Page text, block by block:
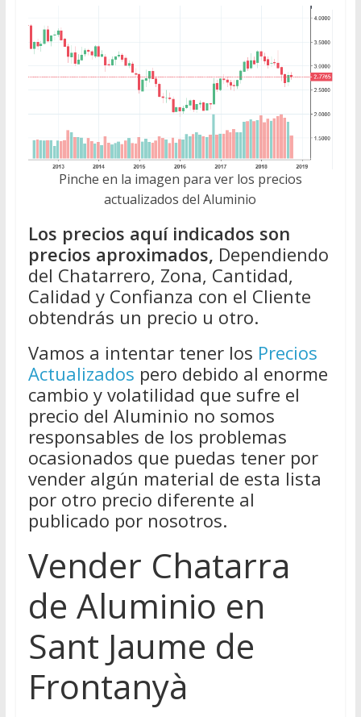
Pinche en la imagen para ver los precios
actualizados del Aluminio
Los precios aquí indicados son
precios aproximados, Dependiendo
del Chatarrero, Zona, Cantidad,
Calidad y Confianza con el Cliente
obtendrás un precio u otro.
Vamos a intentar tener los Precios
Actualizados pero debido al enorme
cambio y volatilidad que sufre el
precio del Aluminio no somos
responsables de los problemas
ocasionados que puedas tener por
vender algún material de esta lista
por otro precio diferente al
publicado por nosotros.
Vender Chatarra
de Aluminio en
Sant Jaume de
Frontanyà